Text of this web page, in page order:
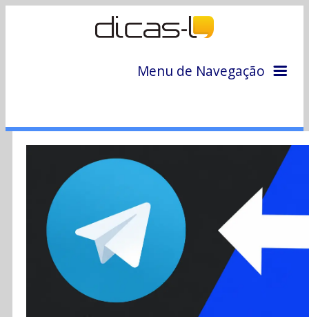
Menu de Navegação
Colunas
Colaboradores